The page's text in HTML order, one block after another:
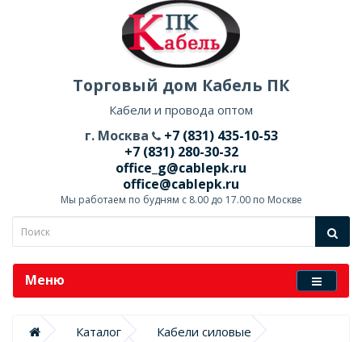
Торговый дом Кабель ПК
Кабели и провода оптом
г. Москва
+7 (831) 435-10-53
+7 (831) 280-30-32
office_g@cablepk.ru
office@cablepk.ru
Мы работаем по будням с 8.00 до 17.00 по Москве
Меню
Каталог
Кабели силовые